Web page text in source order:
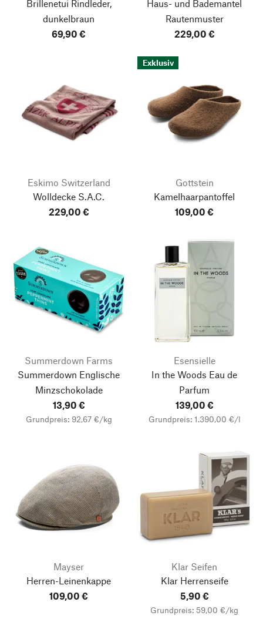
Brillenetui Rindleder,
dunkelbraun
69,90 €
Haus- und Bademantel
Rautenmuster
229,00 €
Eskimo Switzerland
Wolldecke S.A.C.
229,00 €
Exklusiv
Gottstein
Kamelhaarpantoffel
109,00 €
Summerdown Farms
Summerdown Englische
Minzschokolade
13,90 €
Grundpreis: 92,67 €/kg
Esensielle
In the Woods Eau de
Parfum
139,00 €
Grundpreis: 1.390,00 €/l
Mayser
Herren-Leinenkappe
109,00 €
Klar Seifen
Klar Herrenseife
5,90 €
Grundpreis: 59,00 €/kg